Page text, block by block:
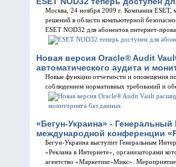
Москва, 24 ноября 2009 г. Компания
решений в области компьютерной
ESET NOD32 для абонентов интернет-
Новая версия Oracle® Audit
автоматического аудита и
Новые функции отчетности и оповещения
соблюдением нормативных требований и
«Бегун-Украина» -
международной конференции
Бегун-Украина выступит Генеральным
«Реклама в Интернете», организаторами
агентство «Маркетинг-Микс».